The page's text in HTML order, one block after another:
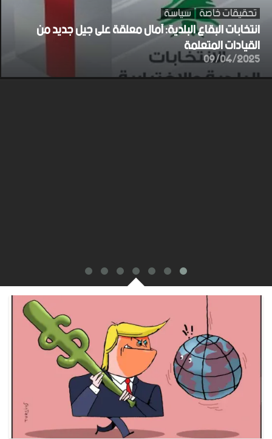
تحقيقات خاصة سياسة
انتخابات البقاع البلدية: آمال معلقة على جيل جديد من
القيادات المتعلمة
09/04/2025